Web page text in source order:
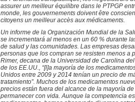
assurer un meilleur équilibre dans le PTPGP
monde, les gouvernements doivent être
citoyens un meilleur accès aux médicaments.
Un informe de la Organización Mundial de la
se incrementará al menos en un 60 % durante
de salud y las comunidades. Las empresas
personas que los compran se resisten menos
Rimer, decana de la Universidad de Carolina
de los EE.UU., “[l]a mayoría de los
Unidos entre 2009 y 2014 tenían un precio de
tratamiento”. Muchos de los medicamentos
precios están fuera del alcance de la mayoría
permanecer con vida. Aunque la competencia